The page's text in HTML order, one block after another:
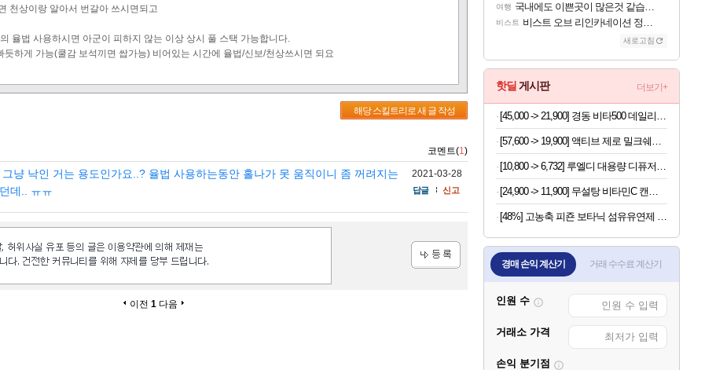
천상이랑 알아서 번갈아 쓰시면되고
율법 사용하시면 아군이 피하지 않는 이상 상시 풀 스택 가능합니다.
하게 가능(쿨감 보석끼면 쌉가능) 비어있는 시간에 율법/신보/천상쓰시면 되요
해당 스킬트리로 새 글 작성
코멘트(1)
그냥 낙인 거는 용도인가요..? 율법 사용하는동안 홀나가 못 움직이니 좀 꺼려지는
데.. ㅠㅠ
2021-03-28
답글 신고
이전 1 다음
여행 국내에도 이쁜곳이 많은것 같습니다
비스트 비스트 오브 리인카네이션 정보/공략글 모음
새로고침
핫딜 게시판 더보기+
[48%] 고농축 피죤 보타닉 섬유유연제 프리지아 자몽, 1.3L, 4개
경매 손익 계산기 거래 수수료 계산기
인원 수
거래소 가격
손익 분기점